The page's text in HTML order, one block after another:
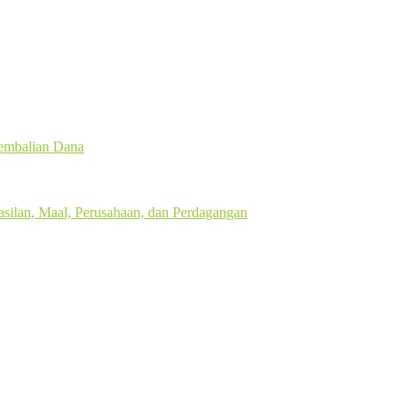
Dana
Maal, Perusahaan, dan Perdagangan